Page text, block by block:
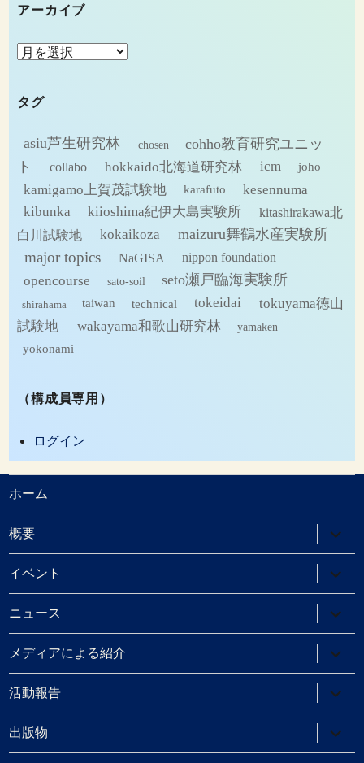
アーカイブ
ア
カ
ブ
タグ
asiu芦生研究林 chosen
cohho教育研究ユニッ
ト
collabo hokkaido北海道研究林 icm joho
kamigamo上賀茂試験地 karafuto
kesennuma
kibunka
kiioshima紀伊大島実験所
kitashirakawa北
白川試験地
kokaikoza maizuru舞鶴水産実験所
major topics NaGISA nippon foundation
opencourse sato-soil seto瀬戸臨海実験所
shirahama taiwan technical tokeidai
tokuyama徳山
試験地
wakayama和歌山研究林
yamaken
yokonami
（構成員専用）
ログイン
ホーム
概要
ブ
メ
ニ
ュ
ー
を
展
開
イベント
ブ
メ
ニ
ュ
ー
を
展
開
ニュース
ブ
メ
ニ
ュ
ー
を
展
開
メディアによる紹介
ブ
メ
ニ
ュ
ー
を
展
開
活動報告
ブ
メ
ニ
ュ
ー
出版物
ブ
メ